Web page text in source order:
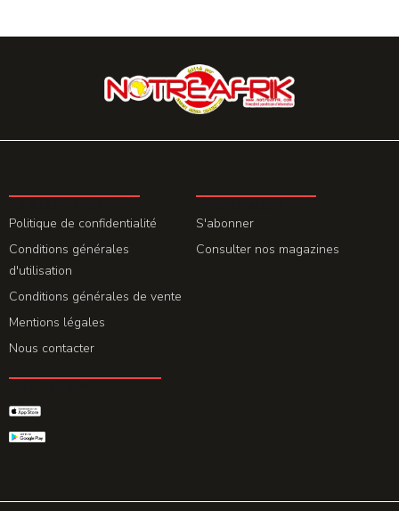
Politique de confidentialité
Conditions générales
d'utilisation
Conditions générales de vente
Mentions légales
Nous contacter
S'abonner
Consulter nos magazines